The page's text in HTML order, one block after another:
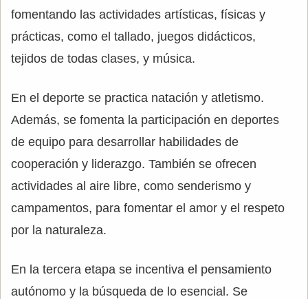
fomentando las actividades artísticas, físicas y
prácticas, como el tallado, juegos didácticos,
tejidos de todas clases, y música.
En el deporte se practica natación y atletismo.
Además, se fomenta la participación en deportes
de equipo para desarrollar habilidades de
cooperación y liderazgo. También se ofrecen
actividades al aire libre, como senderismo y
campamentos, para fomentar el amor y el respeto
por la naturaleza.
En la tercera etapa se incentiva el pensamiento
autónomo y la búsqueda de lo esencial. Se